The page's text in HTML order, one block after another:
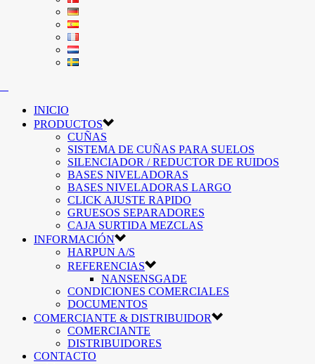
INICIO
PRODUCTOS
CUÑAS
SISTEMA DE CUÑAS PARA SUELOS
SILENCIADOR / REDUCTOR DE RUIDOS
BASES NIVELADORAS
BASES NIVELADORAS LARGO
CLICK AJUSTE RAPIDO
GRUESOS SEPARADORES
CAJA SURTIDA MEZCLAS
INFORMACIÓN
HARPUN A/S
REFERENCIAS
NANSENSGADE
CONDICIONES COMERCIALES
DOCUMENTOS
COMERCIANTE & DISTRIBUIDOR
COMERCIANTE
DISTRIBUIDORES
CONTACTO